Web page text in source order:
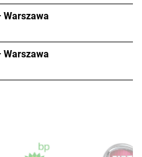
Warszawa
Warszawa